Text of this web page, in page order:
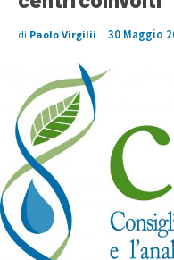
di Paolo Virgilii 30 Maggio